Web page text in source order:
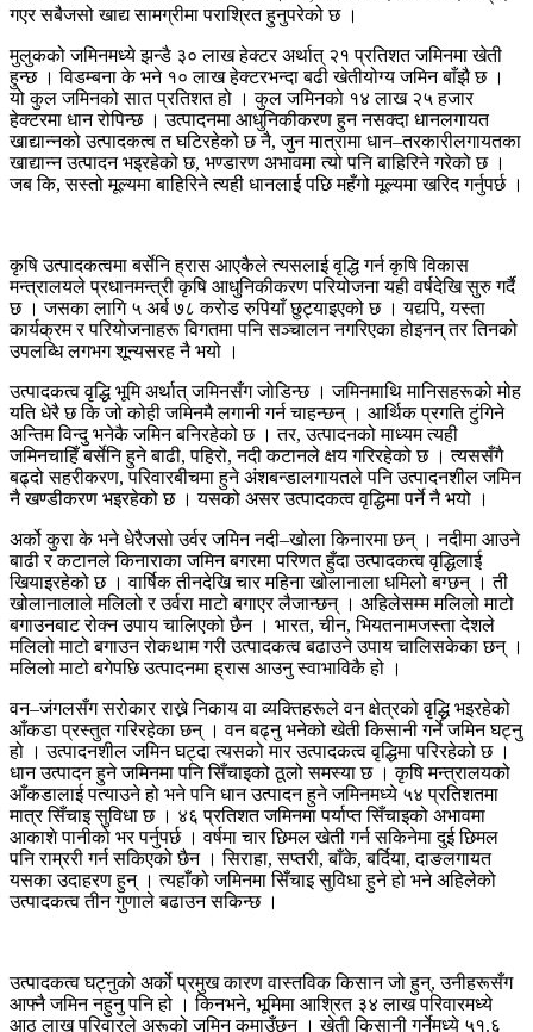
गएर सबैजसो खाद्य सामग्रीमा पराश्रित हुनुपरेको छ ।
मुलुकको जमिनमध्ये झन्डै ३० लाख हेक्टर अर्थात् २१ प्रतिशत जमिनमा खेती
हुन्छ । विडम्बना के भने १० लाख हेक्टरभन्दा बढी खेतीयोग्य जमिन बाँझै छ ।
यो कुल जमिनको सात प्रतिशत हो । कुल जमिनको १४ लाख २५ हजार
हेक्टरमा धान रोपिन्छ । उत्पादनमा आधुनिकीकरण हुन नसक्दा धानलगायत
खाद्यान्नको उत्पादकत्व त घटिरहेको छ नै, जुन मात्रामा धान–तरकारीलगायतका
खाद्यान्न उत्पादन भइरहेको छ, भण्डारण अभावमा त्यो पनि बाहिरिने गरेको छ ।
जब कि, सस्तो मूल्यमा बाहिरिने त्यही धानलाई पछि महँगो मूल्यमा खरिद गर्नुपर्छ ।
कृषि उत्पादकत्वमा बर्सेनि ह्रास आएकैले त्यसलाई वृद्धि गर्न कृषि विकास
मन्त्रालयले प्रधानमन्त्री कृषि आधुनिकीकरण परियोजना यही वर्षदेखि सुरु गर्दै
छ । जसका लागि ५ अर्ब ७८ करोड रुपियाँ छुट्याइएको छ । यद्यपि, यस्ता
कार्यक्रम र परियोजनाहरू विगतमा पनि सञ्चालन नगरिएका होइनन् तर तिनको
उपलब्धि लगभग शून्यसरह नै भयो ।
उत्पादकत्व वृद्धि भूमि अर्थात् जमिनसँग जोडिन्छ । जमिनमाथि मानिसहरूको मोह
यति धेरै छ कि जो कोही जमिनमै लगानी गर्न चाहन्छन् । आर्थिक प्रगति टुंगिने
अन्तिम विन्दु भनेकै जमिन बनिरहेको छ । तर, उत्पादनको माध्यम त्यही
जमिनचाहिँ बर्सेनि हुने बाढी, पहिरो, नदी कटानले क्षय गरिरहेको छ । त्यससँगै
बढ्दो सहरीकरण, परिवारबीचमा हुने अंशबन्डालगायतले पनि उत्पादनशील जमिन
नै खण्डीकरण भइरहेको छ । यसको असर उत्पादकत्व वृद्धिमा पर्ने नै भयो ।
अर्को कुरा के भने धेरैजसो उर्वर जमिन नदी–खोला किनारमा छन् । नदीमा आउने
बाढी र कटानले किनाराका जमिन बगरमा परिणत हुँदा उत्पादकत्व वृद्धिलाई
खियाइरहेको छ । वार्षिक तीनदेखि चार महिना खोलानाला धमिलो बग्छन् । ती
खोलानालाले मलिलो र उर्वरा माटो बगाएर लैजान्छन् । अहिलेसम्म मलिलो माटो
बगाउनबाट रोक्न उपाय चालिएको छैन । भारत, चीन, भियतनामजस्ता देशले
मलिलो माटो बगाउन रोकथाम गरी उत्पादकत्व बढाउने उपाय चालिसकेका छन् ।
मलिलो माटो बगेपछि उत्पादनमा ह्रास आउनु स्वाभाविकै हो ।
वन–जंगलसँग सरोकार राख्ने निकाय वा व्यक्तिहरूले वन क्षेत्रको वृद्धि भइरहेको
आँकडा प्रस्तुत गरिरहेका छन् । वन बढ्नु भनेको खेती किसानी गर्ने जमिन घट्नु
हो । उत्पादनशील जमिन घट्दा त्यसको मार उत्पादकत्व वृद्धिमा परिरहेको छ ।
धान उत्पादन हुने जमिनमा पनि सिँचाइको ठूलो समस्या छ । कृषि मन्त्रालयको
आँकडालाई पत्याउने हो भने पनि धान उत्पादन हुने जमिनमध्ये ५४ प्रतिशतमा
मात्र सिँचाइ सुविधा छ । ४६ प्रतिशत जमिनमा पर्याप्त सिँचाइको अभावमा
आकाशे पानीको भर पर्नुपर्छ । वर्षमा चार छिमल खेती गर्न सकिनेमा दुई छिमल
पनि राम्ररी गर्न सकिएको छैन । सिराहा, सप्तरी, बाँके, बर्दिया, दाङलगायत
यसका उदाहरण हुन् । त्यहाँको जमिनमा सिँचाइ सुविधा हुने हो भने अहिलेको
उत्पादकत्व तीन गुणाले बढाउन सकिन्छ ।
उत्पादकत्व घट्नुको अर्को प्रमुख कारण वास्तविक किसान जो हुन्, उनीहरूसँग
आफ्नै जमिन नहुनु पनि हो । किनभने, भूमिमा आश्रित ३४ लाख परिवारमध्ये
आठ लाख परिवारले अरूको जमिन कमाउँछन् । खेती किसानी गर्नेमध्ये ५१.६